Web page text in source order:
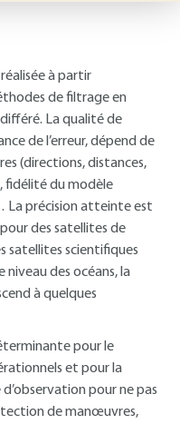
à partir
de filtrage en
La qualité de
de l’erreur, dépend de
(directions, distances,
fidélité du modèle
précision atteinte est
des satellites de
satellites scientifiques
niveau des océans, la
à quelques
pour le
et pour la
d’observation pour ne pas
de manœuvres,